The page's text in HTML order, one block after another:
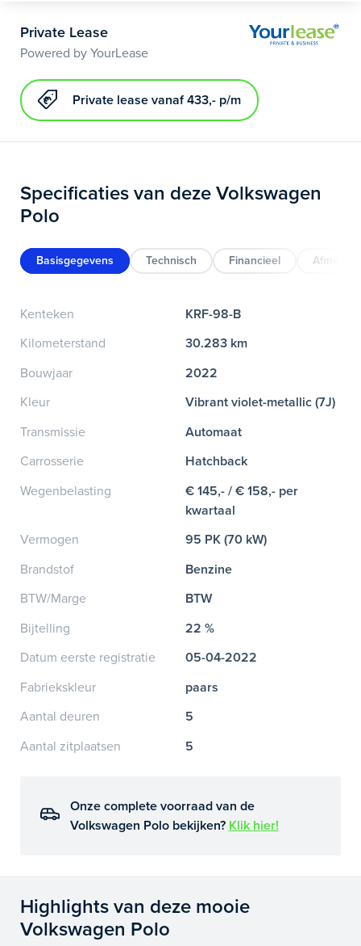
Private Lease
Powered by YourLease
Private lease vanaf 433,- p/m
Specificaties van deze Volkswagen
Polo
Basisgegevens Technisch Financieel
Kenteken
KRF-98-B
Kilometerstand
30.283 km
Bouwjaar
2022
Kleur
Vibrant violet-metallic (7J)
Transmissie
Automaat
Carrosserie
Hatchback
Wegenbelasting
€ 145,- / € 158,- per
kwartaal
Vermogen
95 PK (70 kW)
Brandstof
Benzine
BTW/Marge
BTW
Bijtelling
22 %
Datum eerste registratie
05-04-2022
Fabriekskleur
paars
Aantal deuren
5
Aantal zitplaatsen
5
Onze complete voorraad van de
Volkswagen Polo bekijken? Klik hier!
Highlights van deze mooie
Volkswagen Polo